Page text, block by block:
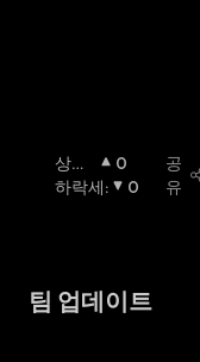
상승
세:
0
하락세: 0
공
유
팀 업데이트